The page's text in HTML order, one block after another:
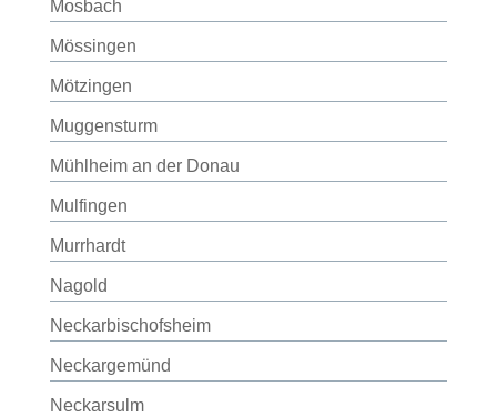
Mosbach
Mössingen
Mötzingen
Muggensturm
Mühlheim an der Donau
Mulfingen
Murrhardt
Nagold
Neckarbischofsheim
Neckargemünd
Neckarsulm